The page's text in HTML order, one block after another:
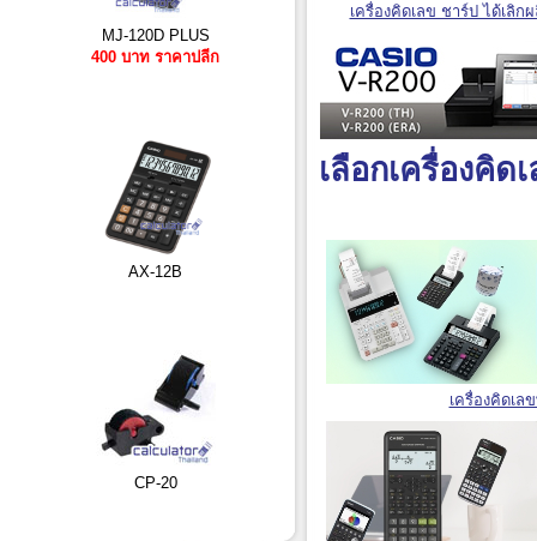
MJ-120D PLUS
400 บาท ราคาปลีก
AX-12B
CP-20
เครื่องคิดเลข ชาร์ป ได้เลิก
เลือกเครื่องคิด
เครื่องคิดเล